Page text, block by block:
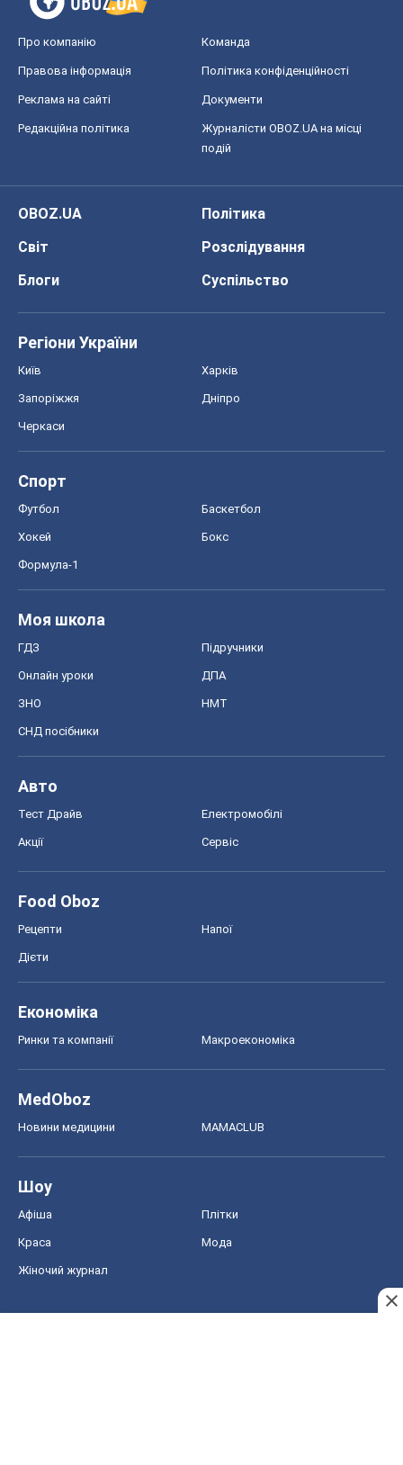
Про компанію Команда
Правова інформація Політика конфіденційності
Реклама на сайті Документи
Редакційна політика
Журналісти OBOZ.UA на місці
подій
OBOZ.UA
Політика
Світ
Розслідування
Блоги
Суспільство
Регіони України
Київ Харків
Запоріжжя Дніпро
Черкаси
Спорт
Футбол Баскетбол
Хокей Бокс
Формула-1
Моя школа
ГДЗ Підручники
Онлайн уроки ДПА
ЗНО НМТ
СНД посібники
Авто
Тест Драйв Електромобілі
Акції Сервіс
Food Oboz
Рецепти Напої
Дієти
Економіка
Ринки та компанії Макроекономіка
MedOboz
Новини медицини MAMACLUB
Шоу
Афіша Плітки
Краса Мода
Жіночий журнал